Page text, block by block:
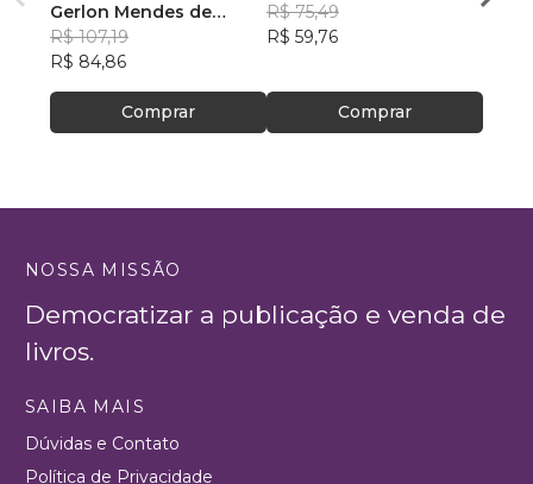
POLICIAIS MILITARES
DO BRASIL
Gerlon Mendes de
Souza, +8
R$ 107,19
R$ 84,86
Comprar
R$ 75,49
R$ 59,76
Comprar
NOSSA MISSÃO
Democratizar a publicação e venda de
livros.
SAIBA MAIS
Dúvidas e Contato
Política de Privacidade